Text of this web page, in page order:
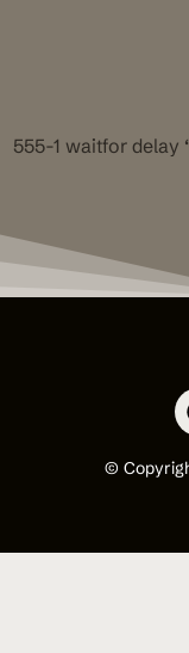
555-1 waitfor delay
©